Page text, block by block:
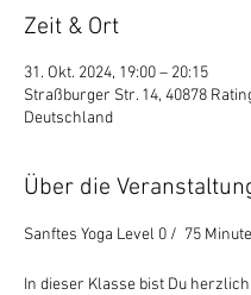
Zeit & Ort
31. Okt. 2024, 19:00 – 20:15
Straßburger Str. 14, 40878
Deutschland
Über die
Sanftes Yoga Level 0 /  75
In dieser Klasse bist Du